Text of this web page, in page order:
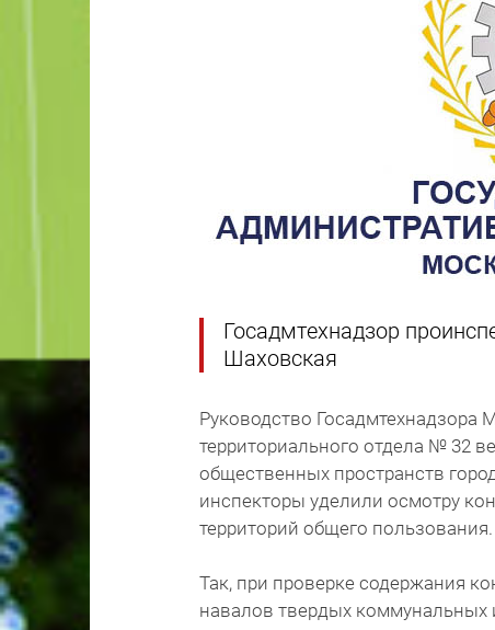
Госадмтехнадзор
Шаховская
Руководство Госадмтехнадзора
территориального отдела № 32
общественных пространств
инспекторы уделили осмотру
территорий общего пользования.
Так, при проверке содержания
навалов твердых коммунальных